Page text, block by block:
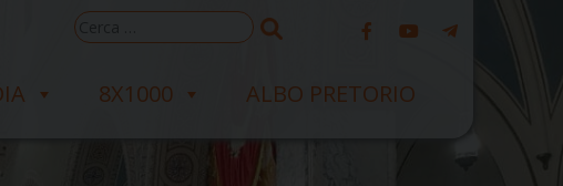
Ricerca
per:
8X1000 ALBO PRETORIO